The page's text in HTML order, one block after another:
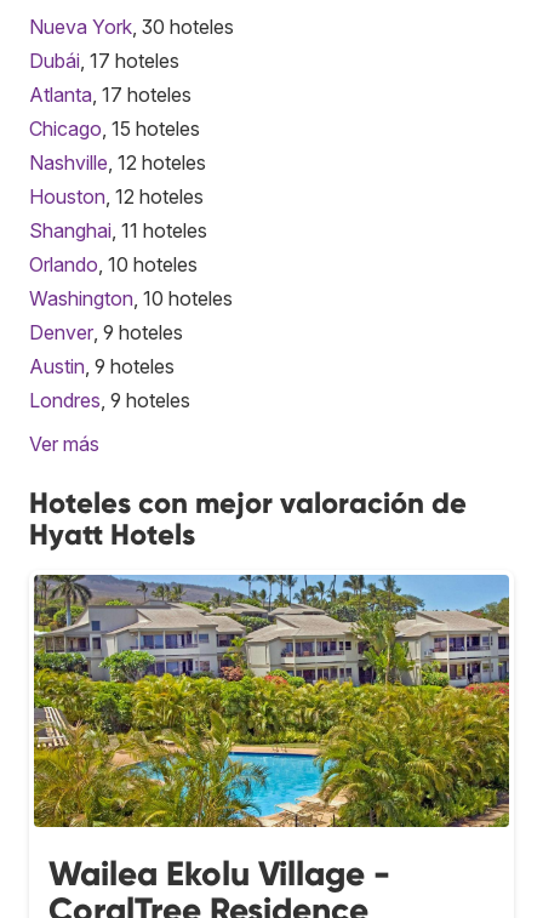
Nueva York , 30 hoteles
Dubái , 17 hoteles
Atlanta , 17 hoteles
Chicago , 15 hoteles
Nashville , 12 hoteles
Houston , 12 hoteles
Shanghai , 11 hoteles
Orlando , 10 hoteles
Washington , 10 hoteles
Denver , 9 hoteles
Austin , 9 hoteles
Londres , 9 hoteles
Ver más
Hoteles con mejor valoración de
Hyatt Hotels
Wailea Ekolu Village -